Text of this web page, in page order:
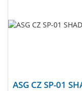
ASG CZ SP-01